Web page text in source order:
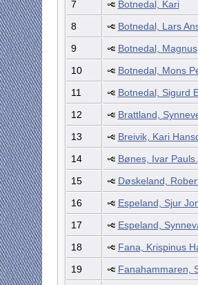
7
Botnedal, Kari
8
Botnedal, Lars
9
Botnedal, Magnus
10
Botnedal, Mons
11
Botnedal, Sigurd
12
Brattland,
13
Breivik, Kari
14
Bønes, Ivar Pauls.
15
Døskeland,
16
Espeland, Sjur
17
Espeland,
18
Fana, Krispinus
19
Fanahammaren,